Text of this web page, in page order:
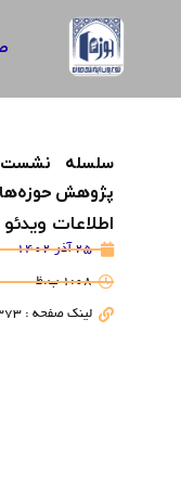
سلسله
پژوهش
اطلاعات ویدئو
25 آذر 1402
1:08 ب.ظ
لینک صفحه : https://livehowzeh.ir/10373